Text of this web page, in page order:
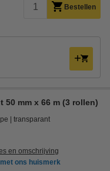
Bestellen
mm x 66 m (3 rollen)
transparant
en omschrijving
met ons huismerk